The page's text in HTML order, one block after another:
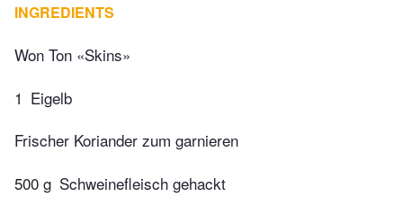
INGREDIENTS
Won Ton «Skins»
1 Eigelb
Frischer Koriander zum garnieren
500 g Schweinefleisch gehackt